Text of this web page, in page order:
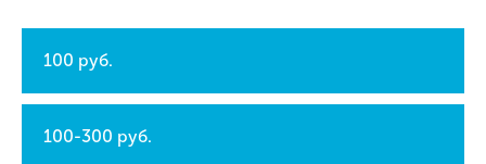
100 руб.
100-300 руб.